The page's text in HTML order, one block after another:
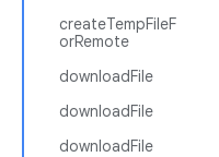
createTempFileF
orRemote
downloadFile
downloadFile
downloadFile